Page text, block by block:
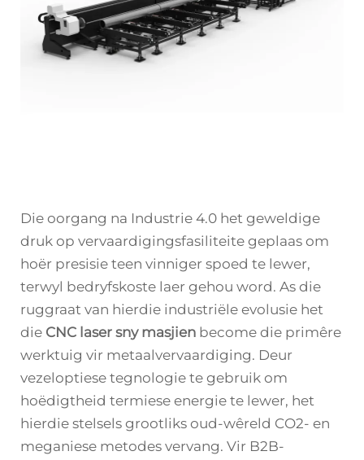
Die oorgang na Industrie 4.0 het geweldige
druk op vervaardigingsfasiliteite geplaas om
hoër presisie teen vinniger spoed te lewer,
terwyl bedryfskoste laer gehou word. As die
ruggraat van hierdie industriële evolusie het
die CNC laser sny masjien become die primêre
werktuig vir metaalvervaardiging. Deur
vezeloptiese tegnologie te gebruik om
hoëdigtheid termiese energie te lewer, het
hierdie stelsels grootliks oud-wêreld CO2- en
meganiese metodes vervang. Vir B2B-